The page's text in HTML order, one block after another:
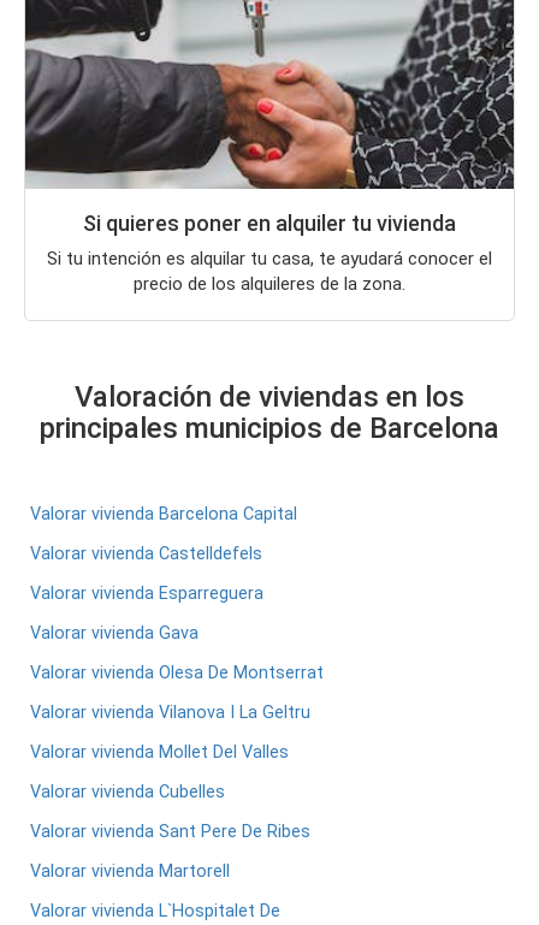
Si quieres poner en alquiler tu vivienda
Si tu intención es alquilar tu casa, te ayudará conocer el
precio de los alquileres de la zona.
Valoración de viviendas en los
principales municipios de Barcelona
Valorar vivienda Barcelona Capital
Valorar vivienda Castelldefels
Valorar vivienda Esparreguera
Valorar vivienda Gava
Valorar vivienda Olesa De Montserrat
Valorar vivienda Vilanova I La Geltru
Valorar vivienda Mollet Del Valles
Valorar vivienda Cubelles
Valorar vivienda Sant Pere De Ribes
Valorar vivienda Martorell
Valorar vivienda L`Hospitalet De